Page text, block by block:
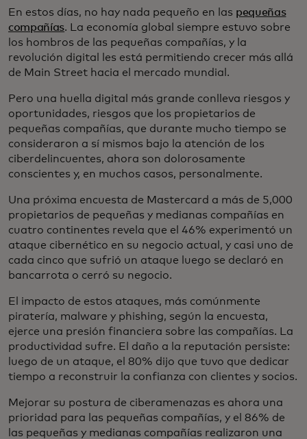
En estos días, no hay nada pequeño en las pequeñas
compañías. La economía global siempre estuvo sobre
los hombros de las pequeñas compañías, y la
revolución digital les está permitiendo crecer más allá
de Main Street hacia el mercado mundial.
Pero una huella digital más grande conlleva riesgos y
oportunidades, riesgos que los propietarios de
pequeñas compañías, que durante mucho tiempo se
consideraron a sí mismos bajo la atención de los
ciberdelincuentes, ahora son dolorosamente
conscientes y, en muchos casos, personalmente.
Una próxima encuesta de Mastercard a más de 5,000
propietarios de pequeñas y medianas compañías en
cuatro continentes revela que el 46% experimentó un
ataque cibernético en su negocio actual, y casi uno de
cada cinco que sufrió un ataque luego se declaró en
bancarrota o cerró su negocio.
El impacto de estos ataques, más comúnmente
piratería, malware y phishing, según la encuesta,
ejerce una presión financiera sobre las compañías. La
productividad sufre. El daño a la reputación persiste:
luego de un ataque, el 80% dijo que tuvo que dedicar
tiempo a reconstruir la confianza con clientes y socios.
Mejorar su postura de ciberamenazas es ahora una
prioridad para las pequeñas compañías, y el 86% de
las pequeñas y medianas compañías realizaron una